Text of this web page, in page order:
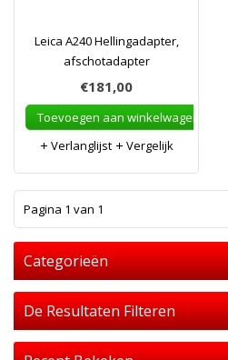
Leica A240 Hellingadapter,
afschotadapter
€181,00
Toevoegen aan winkelwagen
Verlanglijst
Vergelijk
Pagina 1 van 1
Categorieën
De Resultaten Filteren